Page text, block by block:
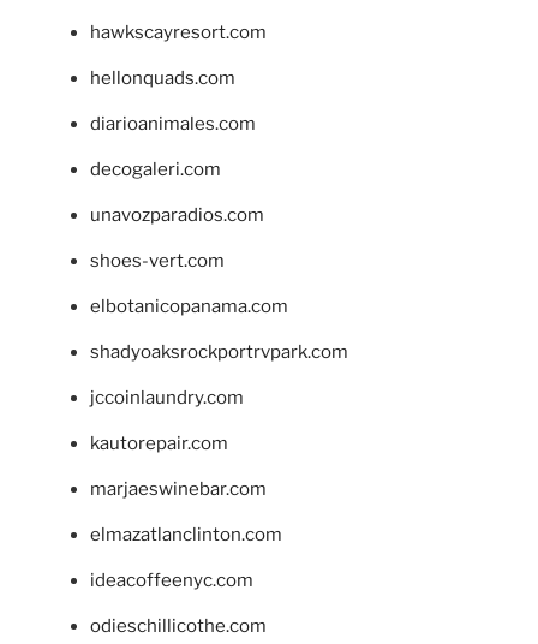
hawkscayresort.com
hellonquads.com
diarioanimales.com
decogaleri.com
unavozparadios.com
shoes-vert.com
elbotanicopanama.com
shadyoaksrockportrvpark.com
jccoinlaundry.com
kautorepair.com
marjaeswinebar.com
elmazatlanclinton.com
ideacoffeenyc.com
odieschillicothe.com